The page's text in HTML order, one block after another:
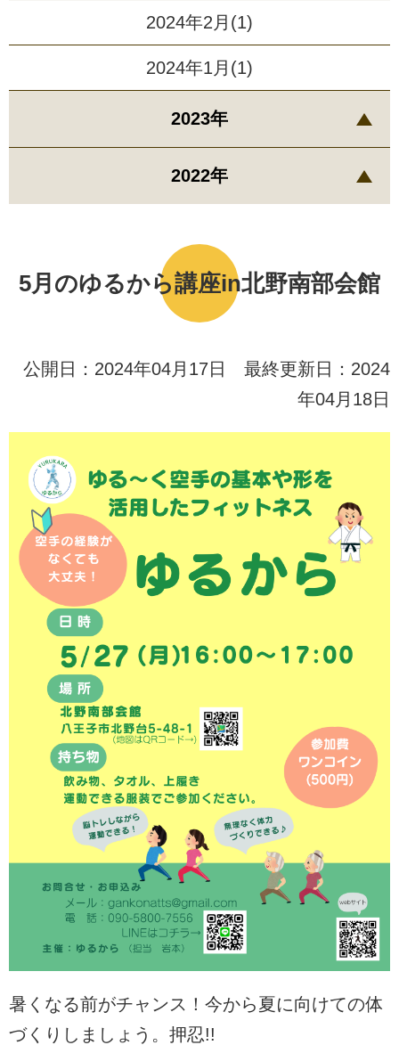
5月のゆるから講座in北野南部会館
公開日：2024年04月17日 最終更新日：2024
年04月18日
暑くなる前がチャンス！今から夏に向けての体
づくりしましょう。押忍!!
2024年2月(1)
2024年1月(1)
2023年
2022年